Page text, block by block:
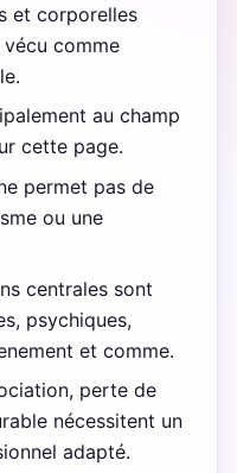
et corporelles
vécu comme
au champ
cette page.
permet pas de
ou une
centrales sont
psychiques,
et comme.
perte de
nécessitent un
adapté.